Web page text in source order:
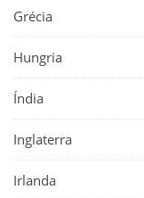
Grécia
Hungria
Índia
Inglaterra
Irlanda